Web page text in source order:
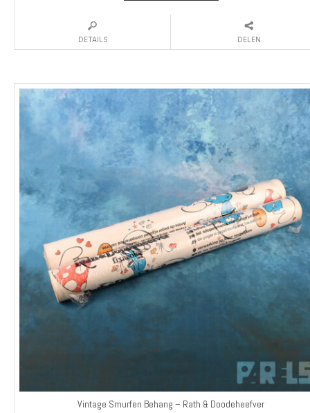
DETAILS DELEN
Vintage Smurfen Behang – Rath & Doodeheefver